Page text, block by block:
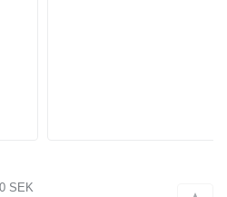
SEK